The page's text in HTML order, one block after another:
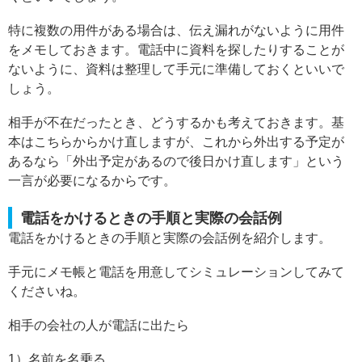
特に複数の用件がある場合は、伝え漏れがないように用件
をメモしておきます。電話中に資料を探したりすることが
ないように、資料は整理して手元に準備しておくといいで
しょう。
相手が不在だったとき、どうするかも考えておきます。基
本はこちらからかけ直しますが、これから外出する予定が
あるなら「外出予定があるので後日かけ直します」という
一言が必要になるからです。
電話をかけるときの手順と実際の会話例
電話をかけるときの手順と実際の会話例を紹介します。
手元にメモ帳と電話を用意してシミュレーションしてみて
くださいね。
相手の会社の人が電話に出たら
1）名前を名乗る